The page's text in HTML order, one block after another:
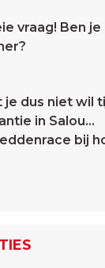
vraag! Ben
je dus niet wil
in Salou...
bij